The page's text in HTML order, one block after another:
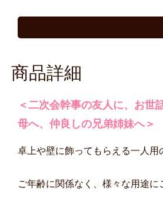
商品詳細
＜二次会幹事の友人に、お世
母へ、仲良しの兄弟姉妹へ＞
卓上や壁に飾ってもらえる一人用
ご年齢に関係なく、様々な用途に